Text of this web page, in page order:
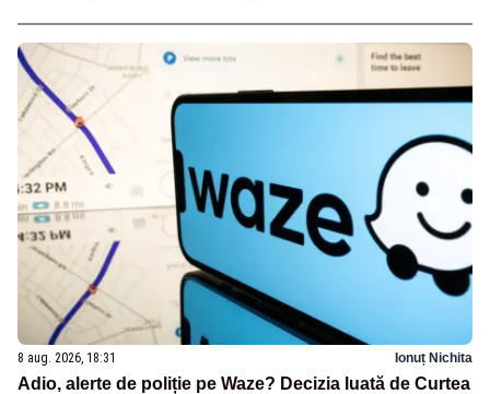
8 aug. 2026, 18:31 Ionuț Nichita
Adio, alerte de poliție pe Waze? Decizia luată de Curtea